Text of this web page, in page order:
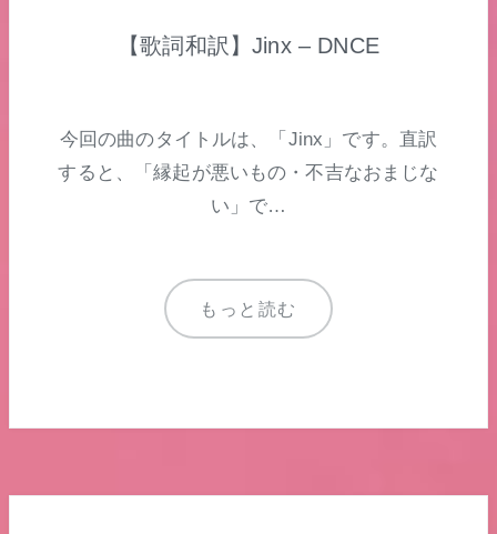
【歌詞和訳】Jinx – DNCE
今回の曲のタイトルは、「Jinx」です。直訳
すると、「縁起が悪いもの・不吉なおまじな
い」で…
もっと読む